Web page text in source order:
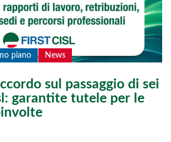
piano News
sul passaggio di sei
garantite tutele per le